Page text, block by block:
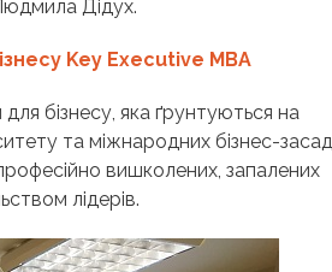
Дідух.
Key Executive MBA
бізнесу, яка ґрунтуються на
та міжнародних бізнес-
вишколених, запалених
лідерів.